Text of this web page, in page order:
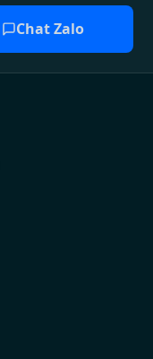
Chat Zalo